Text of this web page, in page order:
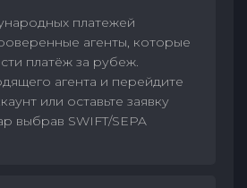
платежей
агенты, которые
платёж за рубеж.
агента и перейдите
или оставьте заявку
выбрав SWIFT/SEPA